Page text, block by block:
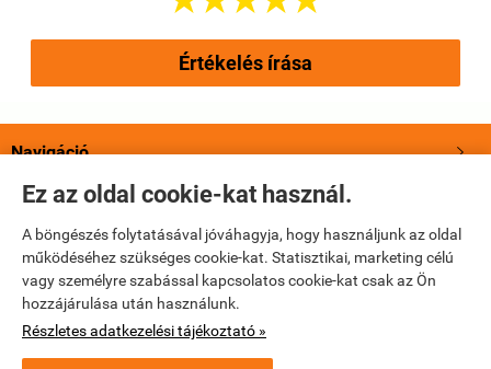
Ez az oldal cookie-kat használ.
A böngészés folytatásával jóváhagyja, hogy használjunk az oldal
működéséhez szükséges cookie-kat. Statisztikai, marketing célú
vagy személyre szabással kapcsolatos cookie-kat csak az Ön
hozzájárulása után használunk.
Részletes adatkezelési tájékoztató »
Értékelés írása
Navigáció 
Saját fiók
Bemutatkozás
Elérhetőségek